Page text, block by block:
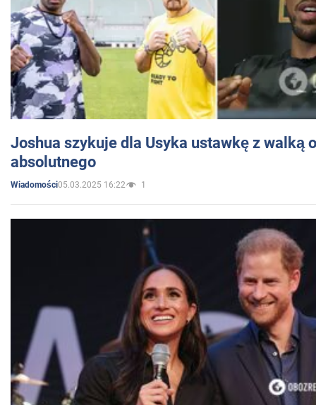
Joshua szykuje dla Usyka ustawkę z walką
absolutnego
Wiadomości05.03.2025 16:22 1